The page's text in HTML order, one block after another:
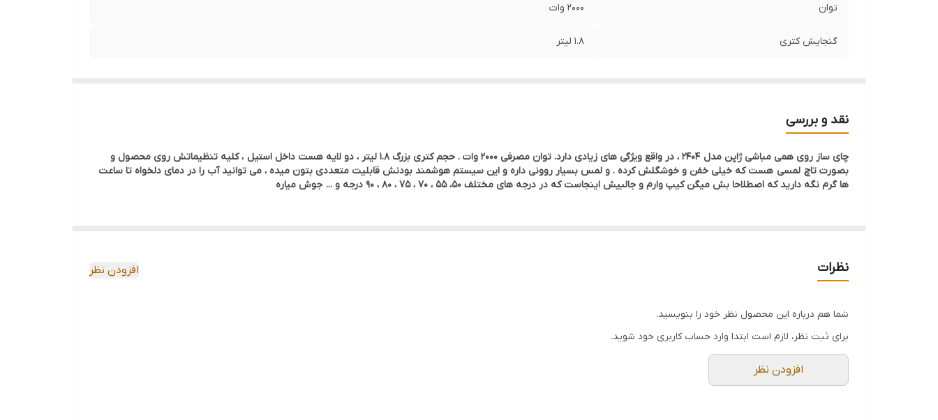
توان 2000 وات
گنجایش کتری 1.8 لیتر
نقد و بررسی
چای ساز روی همی مباشی ژاپن مدل 2404 ، در واقع ویژگی های زیادی دارد. توان مصرفی 2000 وات . حجم کتری بزرگ ۱.۸ لیتر ، دو لایه هست داخل استیل ، کلیه تنظیماتش روی محصول و
بصورت تاچ لمسی هست که خیلی خفن و خوشگلش کرده . و لمس بسیار روونی داره و این سیستم هوشمند بودنش قابلیت متعددی بتون میده ، می توانید آب را در دمای دلخواه تا ساعت
ها گرم نگه دارید که اصطلاحا بش میگن کیپ وارم و جالبیش اینجاست که در درجه های مختلف 50، 55 ، 70 ، 75 ، 80 ، 90 درجه و ... جوش میاره
نظرات افزودن نظر
شما هم درباره این محصول نظر خود را بنویسید.
برای ثبت نظر، لازم است ابتدا وارد حساب کاربری خود شوید.
افزودن نظر